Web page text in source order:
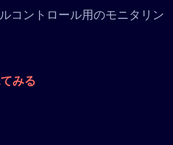
コントロール用のモニタリン
みる